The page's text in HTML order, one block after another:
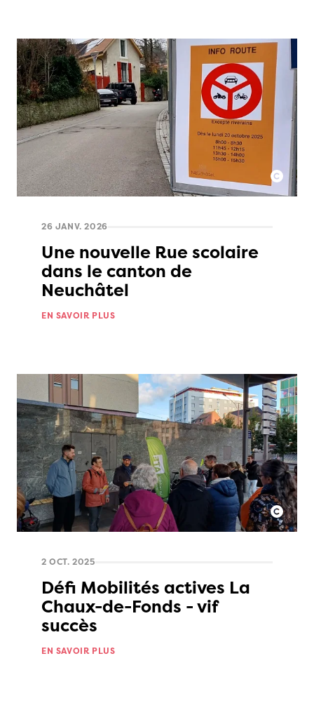
26 JANV. 2026
Une nouvelle Rue scolaire
dans le canton de
Neuchâtel
EN SAVOIR PLUS
2 OCT. 2025
Défi Mobilités actives La
Chaux-de-Fonds - vif
succès
EN SAVOIR PLUS